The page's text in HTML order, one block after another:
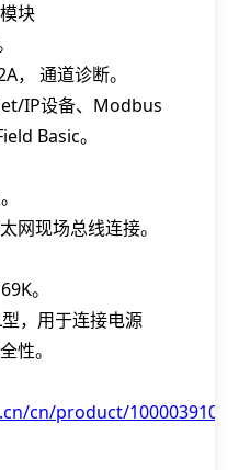
块
， 通道诊断。
IP设备、Modbus
Basic。
网现场总线连接。
。
，用于连接电源
性。
cn/product/100003910